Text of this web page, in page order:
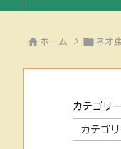
 ホーム >  ネオ
カテゴリー
テ
ゴ